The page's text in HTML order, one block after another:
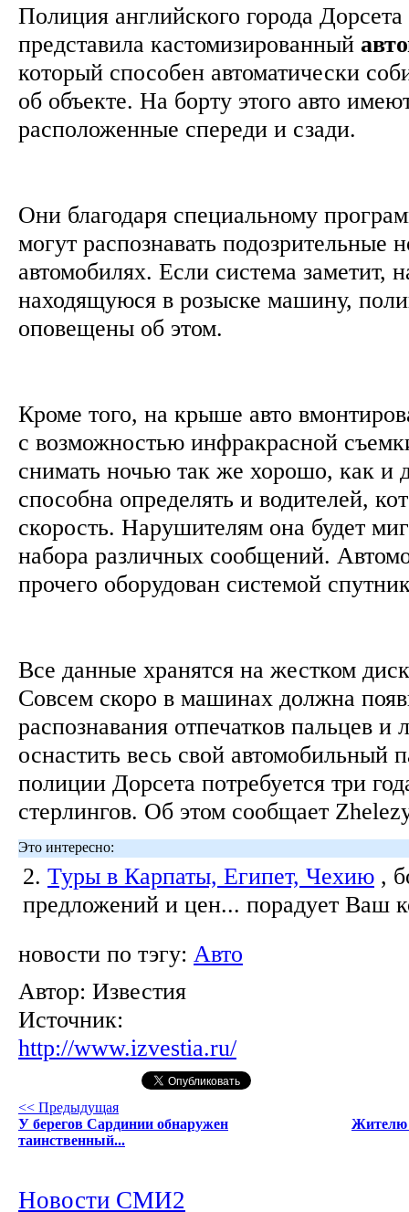
Полиция английского города
представила кастомизированный
который способен автоматически
об объекте. На борту этого авто
расположенные спереди и сзади.
Они благодаря специальному
могут распознавать подозрительные
автомобилях. Если система заметит,
находящуюся в розыске машину,
оповещены об этом.
Кроме того, на крыше авто
с возможностью инфракрасной
снимать ночью так же хорошо, как
способна определять и водителей,
скорость. Нарушителям она будет
набора различных сообщений.
прочего оборудован системой
Все данные хранятся на жестком
Совсем скоро в машинах должна
распознавания отпечатков пальцев и
оснастить весь свой автомобильный
полиции Дорсета потребуется три
стерлингов. Об этом сообщает
Это интересно:
2. Туры в Карпаты, Египет, Чехию ,
предложений и цен... порадует Ваш
новости по тэгу: Авто
Автор: Известия
Источник:
http://www.izvestia.ru/
<< Предыдущая
У берегов Сардинии обнаружен
таинственный...
Жителю
Новости СМИ2